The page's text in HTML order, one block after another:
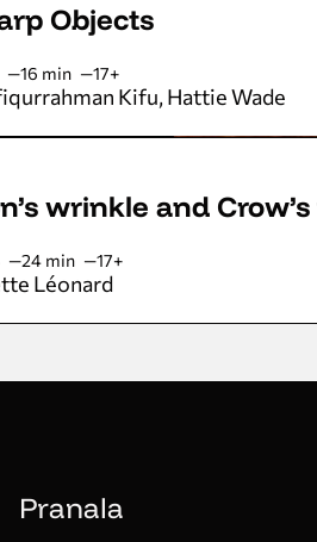
Objects
16 min 17+
Kifu Hattie Wade
wrinkle and
24 min 17+
Léonard
Pranala